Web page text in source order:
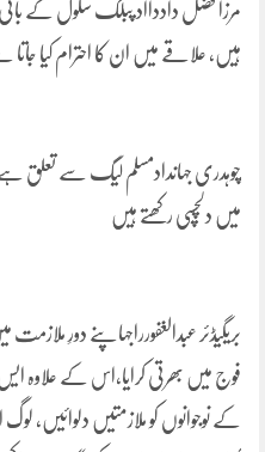
مرزا فضل داددااد پبلک سکول کے بانی
ہیں، علاقے میں ان کا احترام کیا جاتا
چوہدری جہاندادمسلم لیگ سے تعلق
میں دلچسپی رکھتے ہیں
بریگیڈئر عبدالغفورراجہاپنے دورِ
فوج میں بھرتی کرایا،اس کے علاوہ
کے نوجوانوں کو ملازمتیں